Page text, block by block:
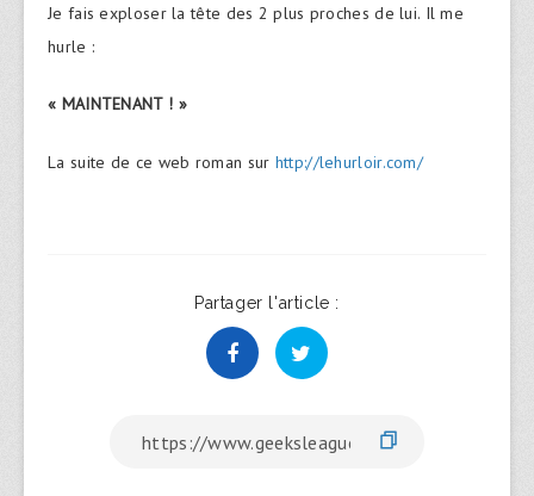
Je fais exploser la tête des 2 plus proches de lui. Il me
hurle :
« MAINTENANT ! »
La suite de ce web roman sur http://lehurloir.com/
Partager l'article :